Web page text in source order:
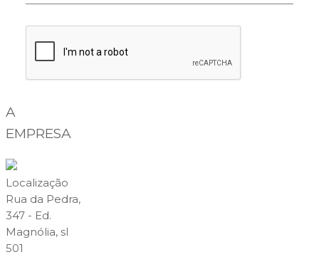
A
EMPRESA
Localização
Rua da Pedra,
347 - Ed.
Magnólia, sl
501